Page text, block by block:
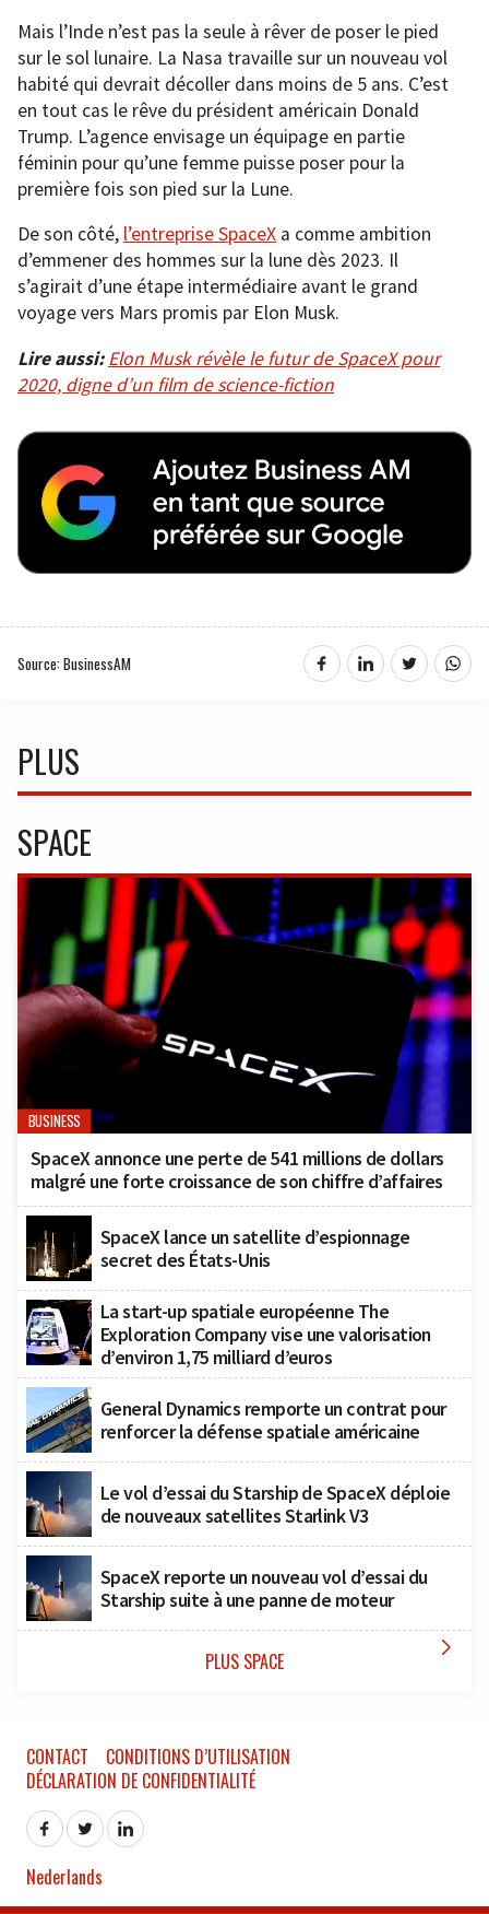
Mais l’Inde n’est pas la seule à rêver de poser le pied
sur le sol lunaire. La Nasa travaille sur un nouveau vol
habité qui devrait décoller dans moins de 5 ans. C’est
en tout cas le rêve du président américain Donald
Trump. L’agence envisage un équipage en partie
féminin pour qu’une femme puisse poser pour la
première fois son pied sur la Lune.
De son côté, l’entreprise SpaceX a comme ambition
d’emmener des hommes sur la lune dès 2023. Il
s’agirait d’une étape intermédiaire avant le grand
voyage vers Mars promis par Elon Musk.
Lire aussi: Elon Musk révèle le futur de SpaceX pour
2020, digne d’un film de science-fiction
Source: BusinessAM
PLUS
SPACE
BUSINESS
SpaceX annonce une perte de 541 millions de dollars
malgré une forte croissance de son chiffre d’affaires
SpaceX lance un satellite d’espionnage
secret des États-Unis
La start-up spatiale européenne The
Exploration Company vise une valorisation
d’environ 1,75 milliard d’euros
General Dynamics remporte un contrat pour
renforcer la défense spatiale américaine
Le vol d’essai du Starship de SpaceX déploie
de nouveaux satellites Starlink V3
SpaceX reporte un nouveau vol d’essai du
Starship suite à une panne de moteur
PLUS SPACE 
CONTACT
CONDITIONS D’UTILISATION
DÉCLARATION DE CONFIDENTIALITÉ
Nederlands